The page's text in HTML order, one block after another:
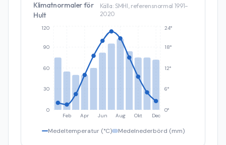
Klimatnormaler för
Hult
Källa: SMHI, referensnormal 1991–
2020
Feb Apr Jun Aug Okt Dec
0
30
60
90
120
0°
6°
12°
18°
24°
Medeltemperatur (°C) Medelnederbörd (mm)